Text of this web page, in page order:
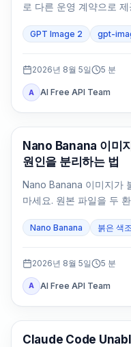
로 다른 운영 계약으로
청구, 쿼터, 형식, 지원
GPT Image 2 gpt-
2026년 8월 5일 5 분
A AI Free API Team
AI 이미지 생성
Nano Banana 이미
원인을 분리하는 법
Nano Banana 이미지가
마세요. 원본 파일을 두
Nano Banana 붉은 색조
2026년 8월 5일 5 분
A AI Free API Team
Claude Code
Claude Code